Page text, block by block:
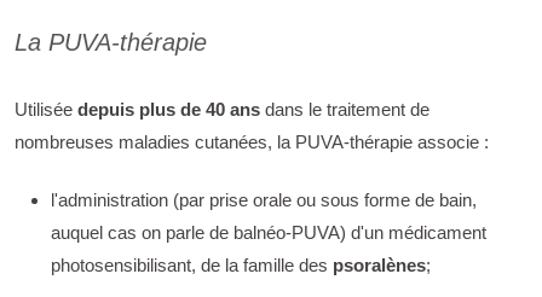
La PUVA-thérapie
Utilisée depuis plus de 40 ans dans le traitement de
nombreuses maladies cutanées, la PUVA-thérapie associe :
l'administration (par prise orale ou sous forme de bain,
auquel cas on parle de balnéo-PUVA) d'un médicament
photosensibilisant, de la famille des psoralènes;